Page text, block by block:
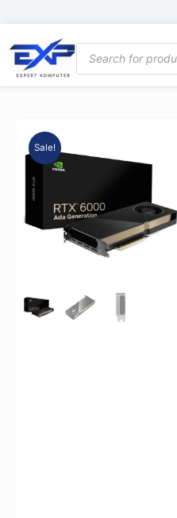
content
Products
search
Sale!